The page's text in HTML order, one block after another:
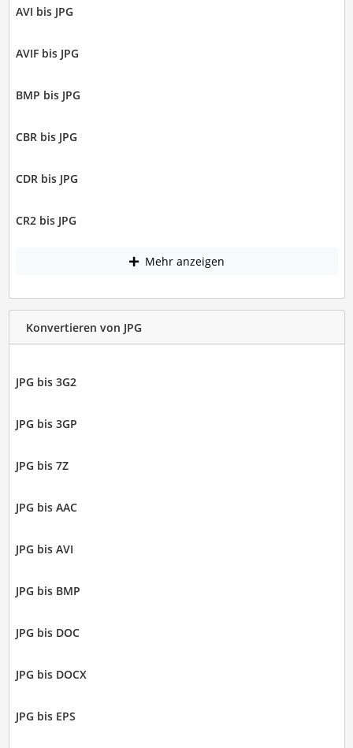
AVI bis JPG
AVIF bis JPG
BMP bis JPG
CBR bis JPG
CDR bis JPG
CR2 bis JPG
Mehr anzeigen
Konvertieren von JPG
JPG bis 3G2
JPG bis 3GP
JPG bis 7Z
JPG bis AAC
JPG bis AVI
JPG bis BMP
JPG bis DOC
JPG bis DOCX
JPG bis EPS